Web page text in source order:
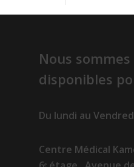
Nous
disponibles
Du lundi au
Centre Médical